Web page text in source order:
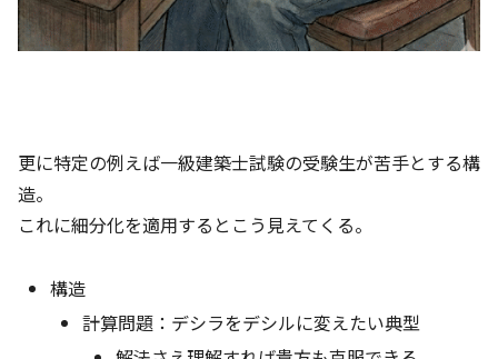
更に特定の例えば一級建築士試験の受験生が苦手とする構
造。
これに細分化を適用するとこう見えてくる。
構造
計算問題：デシラをデシルに変えたい典型